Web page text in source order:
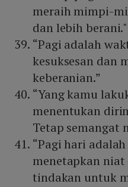
meraih mimpi-
dan lebih berani."
“Pagi adalah
kesuksesan dan
keberanian.”
“Yang kamu
menentukan
Tetap semangat
“Pagi hari
menetapkan
tindakan untuk